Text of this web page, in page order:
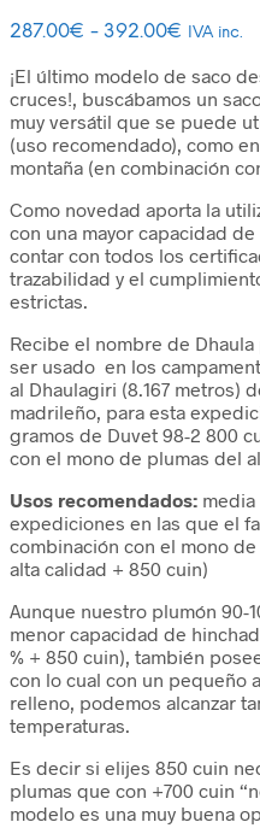
287.00€ - 392.00€ Rango
precios:
desde
287.00€
hasta
392.00€
IVA inc.
¡El último modelo de saco
cruces!, buscábamos un
muy versátil que se puede
(uso recomendado), como
montaña (en combinación
Como novedad aporta la
con una mayor capacidad
contar con todos los
trazabilidad y el
estrictas.
Recibe el nombre de
ser usado en los
al Dhaulagiri (8.167 metros)
madrileño, para esta
gramos de Duvet 98-2 800
con el mono de plumas del
Usos recomendados: media
expediciones en las que el
combinación con el mono
alta calidad + 850 cuin)
Aunque nuestro plumón 90-
menor capacidad de
% + 850 cuin), también
con lo cual con un pequeño
relleno, podemos alcanzar
temperaturas.
Es decir si elijes 850 cuin
plumas que con +700 cuin
modelo es una muy buena